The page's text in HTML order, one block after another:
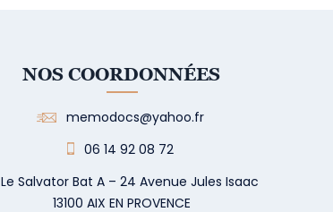
NOS COORDONNÉES
memodocs@yahoo.fr
06 14 92 08 72
Le Salvator Bat A – 24 Avenue Jules Isaac
13100 AIX EN PROVENCE